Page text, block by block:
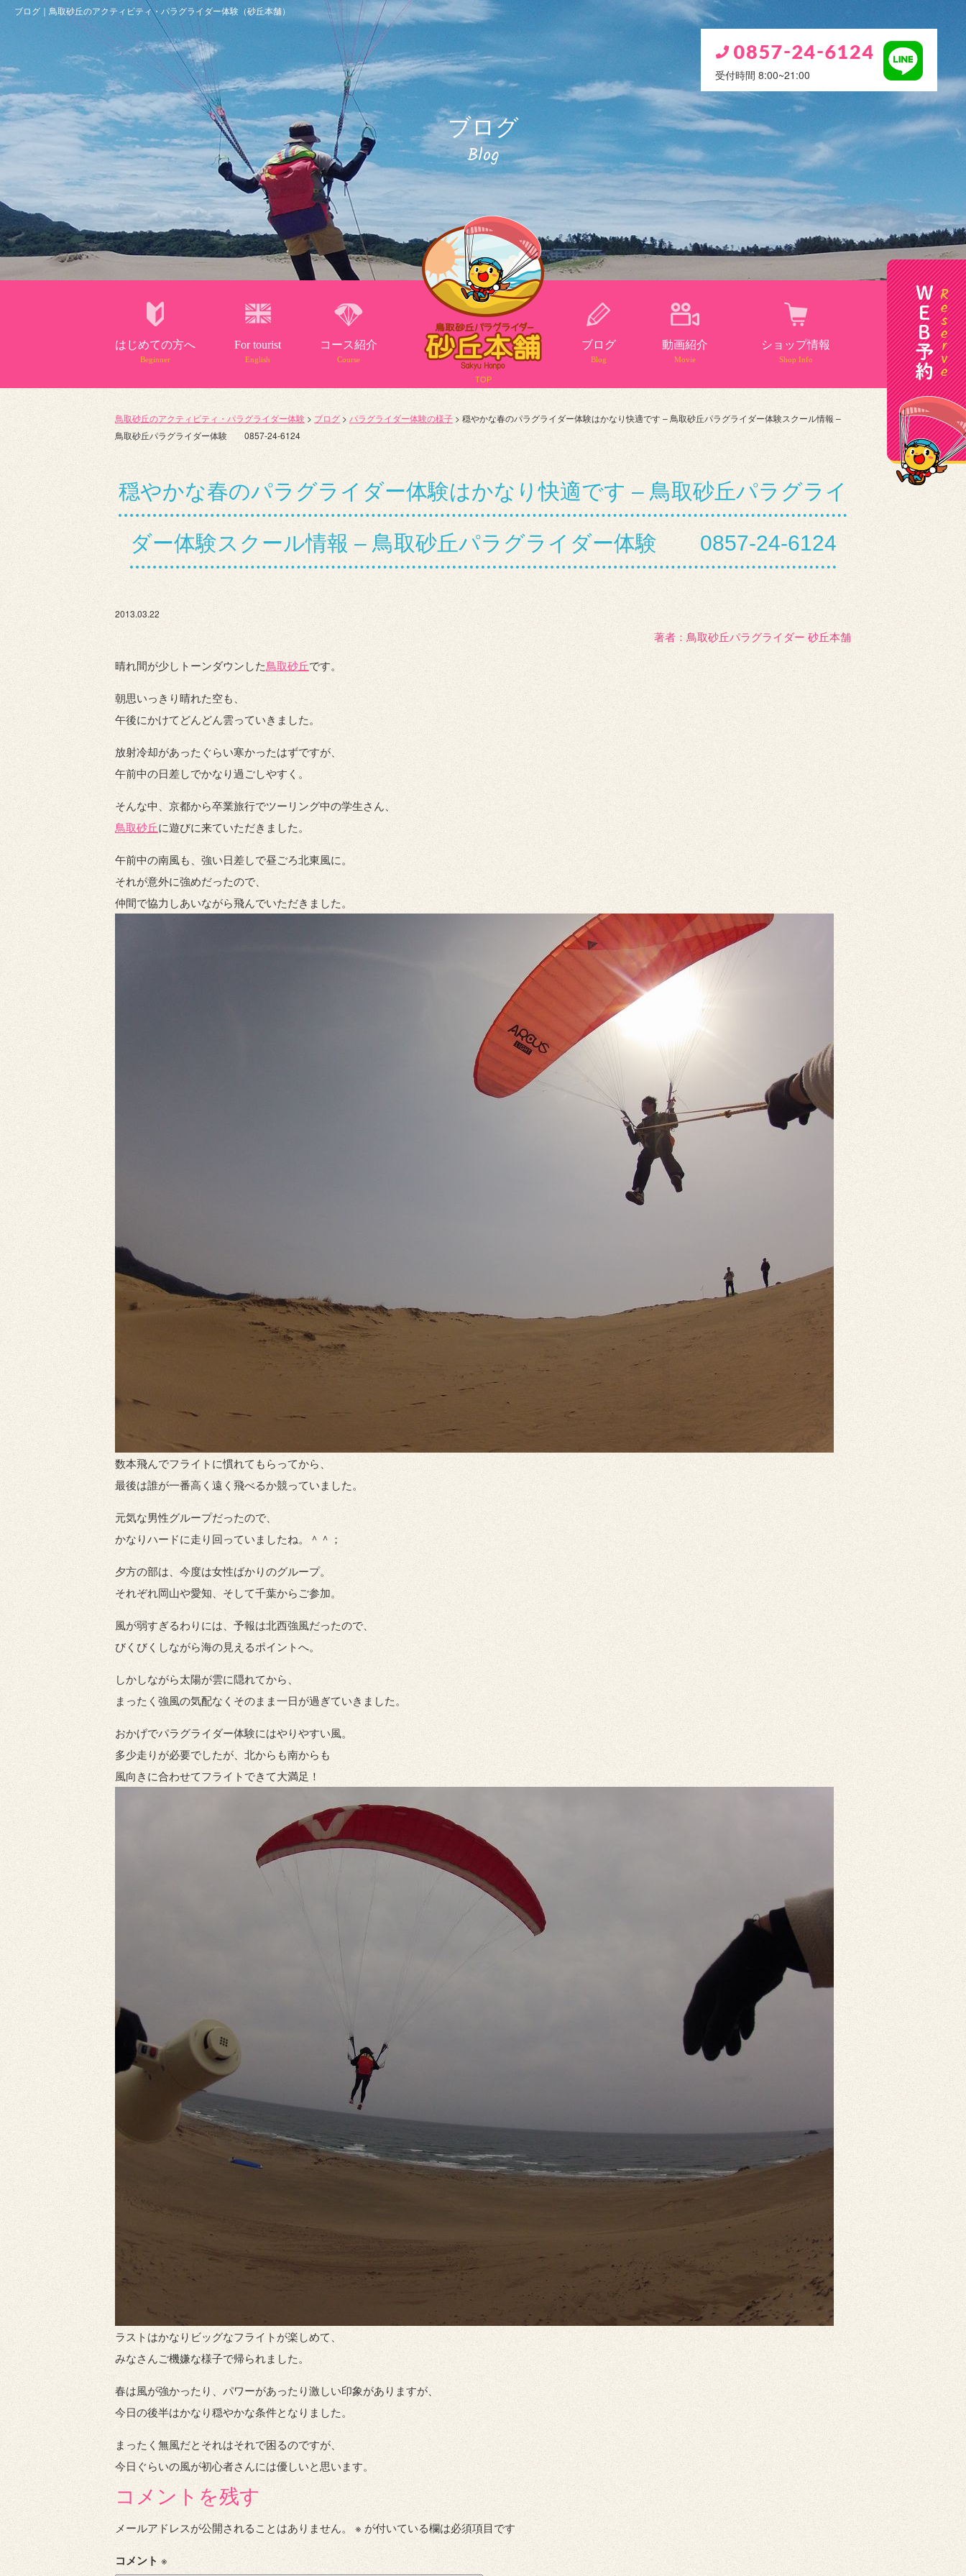
ブログ｜鳥取砂丘のアクティビティ・パラグライダー体験（砂丘本舗）
受付時間 8:00~21:00
ブログ
Blog
TOP
はじめての方へ
Beginner
For tourist
English
コース紹介
Course
ブログ
Blog
動画紹介
Movie
ショップ情報
Shop Info
鳥取砂丘のアクティビティ・パラグライダー体験 > ブログ > パラグライダー体験の様子 > 穏やかな春のパラグライダー体験はかなり快適です – 鳥取砂丘パラグライダー体験スクール情報 –
鳥取砂丘パラグライダー体験 0857-24-6124
穏やかな春のパラグライダー体験はかなり快適です – 鳥取砂丘パラグライ
ダー体験スクール情報 – 鳥取砂丘パラグライダー体験 0857-24-6124
2013.03.22
著者：️鳥取砂丘パラグライダー 砂丘本舗
晴れ間が少しトーンダウンした鳥取砂丘です。
朝思いっきり晴れた空も、
午後にかけてどんどん雲っていきました。
放射冷却があったぐらい寒かったはずですが、
午前中の日差しでかなり過ごしやすく。
そんな中、京都から卒業旅行でツーリング中の学生さん、
鳥取砂丘に遊びに来ていただきました。
午前中の南風も、強い日差しで昼ごろ北東風に。
それが意外に強めだったので、
仲間で協力しあいながら飛んでいただきました。
数本飛んでフライトに慣れてもらってから、
最後は誰が一番高く遠く飛べるか競っていました。
元気な男性グループだったので、
かなりハードに走り回っていましたね。＾＾；
夕方の部は、今度は女性ばかりのグループ。
それぞれ岡山や愛知、そして千葉からご参加。
風が弱すぎるわりには、予報は北西強風だったので、
びくびくしながら海の見えるポイントへ。
しかしながら太陽が雲に隠れてから、
まったく強風の気配なくそのまま一日が過ぎていきました。
おかげでパラグライダー体験にはやりやすい風。
多少走りが必要でしたが、北からも南からも
風向きに合わせてフライトできて大満足！
ラストはかなりビッグなフライトが楽しめて、
みなさんご機嫌な様子で帰られました。
春は風が強かったり、パワーがあったり激しい印象がありますが、
今日の後半はかなり穏やかな条件となりました。
まったく無風だとそれはそれで困るのですが、
今日ぐらいの風が初心者さんには優しいと思います。
コメントを残す
メールアドレスが公開されることはありません。 ※ が付いている欄は必須項目です
コメント ※